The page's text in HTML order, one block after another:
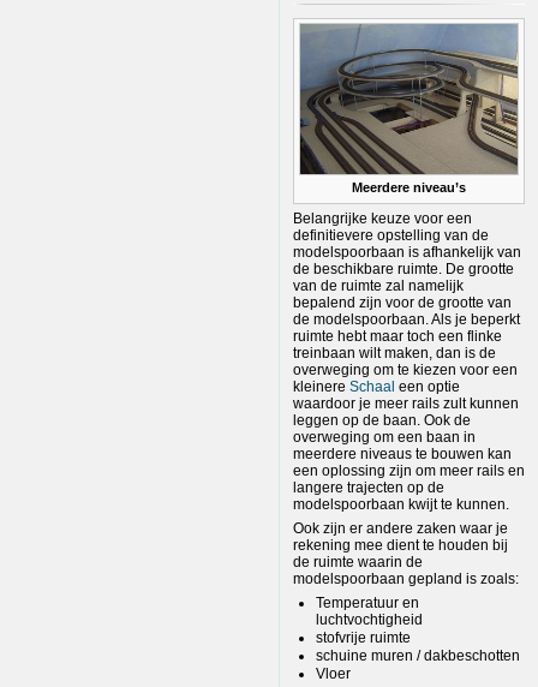
Meerdere niveau’s
Belangrijke keuze voor een
definitievere opstelling van de
modelspoorbaan is afhankelijk van
de beschikbare ruimte. De grootte
van de ruimte zal namelijk
bepalend zijn voor de grootte van
de modelspoorbaan. Als je beperkt
ruimte hebt maar toch een flinke
treinbaan wilt maken, dan is de
overweging om te kiezen voor een
kleinereSchaal een optie
waardoor je meer rails zult kunnen
leggen op de baan. Ook de
overweging om een baan in
meerdere niveaus te bouwen kan
een oplossing zijn om meer rails en
langere trajecten op de
modelspoorbaan kwijt te kunnen.
Ook zijn er andere zaken waar je
rekening mee dient te houden bij
de ruimte waarin de
modelspoorbaan gepland is zoals:
Temperatuur en
luchtvochtigheid
stofvrije ruimte
schuine muren / dakbeschotten
Vloer